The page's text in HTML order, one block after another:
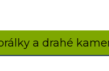
a drahé